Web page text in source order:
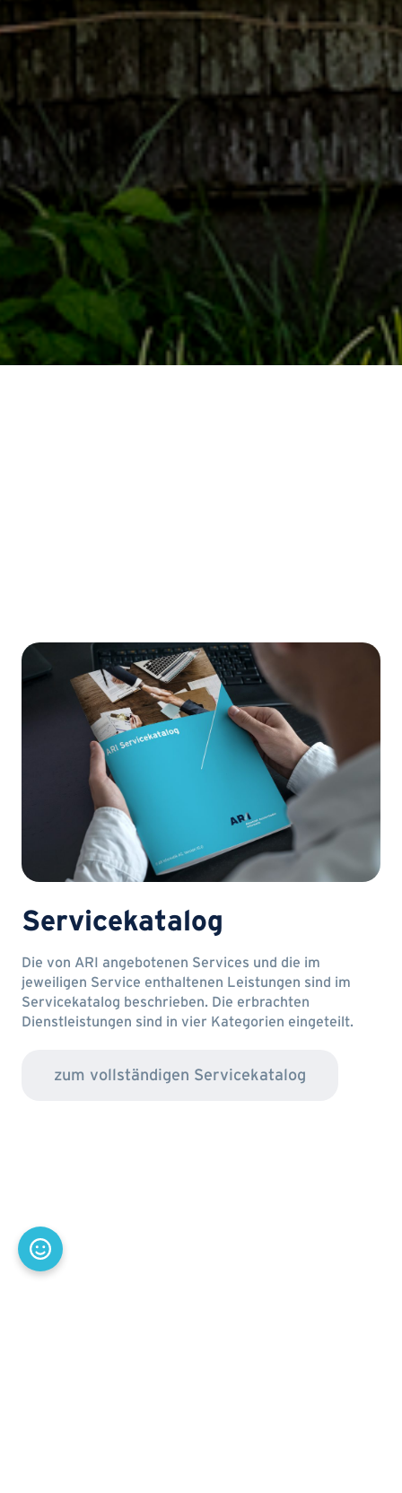
Servicekatalog
Die von ARI angebotenen Services und die im
jeweiligen Service enthaltenen Leistungen sind im
Servicekatalog beschrieben. Die erbrachten
Dienstleistungen sind in vier Kategorien eingeteilt.
zum vollständigen Servicekatalog